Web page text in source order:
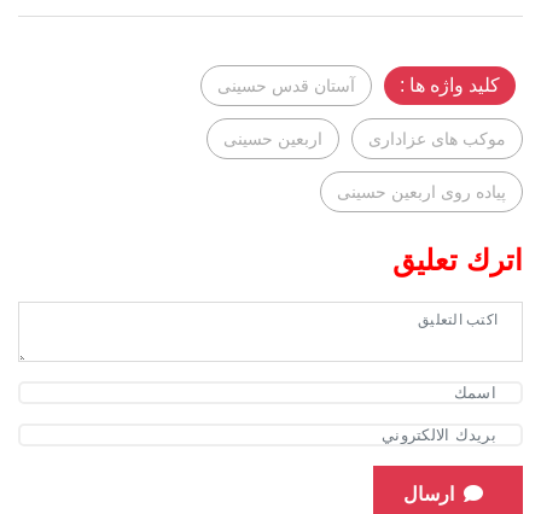
کلید واژه ها : آستان قدس حسینی
موكب هاى عزادارى اربعين حسينى
پياده روى اربعين حسينى
اترك تعليق
ارسال